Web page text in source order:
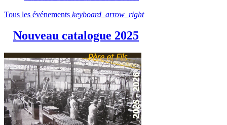
Tous les événements keyboard_arrow_right
Nouveau catalogue 2025